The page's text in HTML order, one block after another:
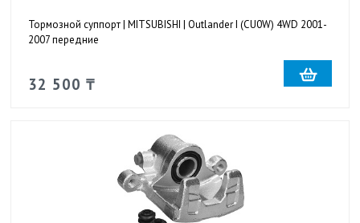
Тормозной суппорт | MITSUBISHI | Outlander I (CU0W) 4WD 2001-
2007 передние
32 500 ₸